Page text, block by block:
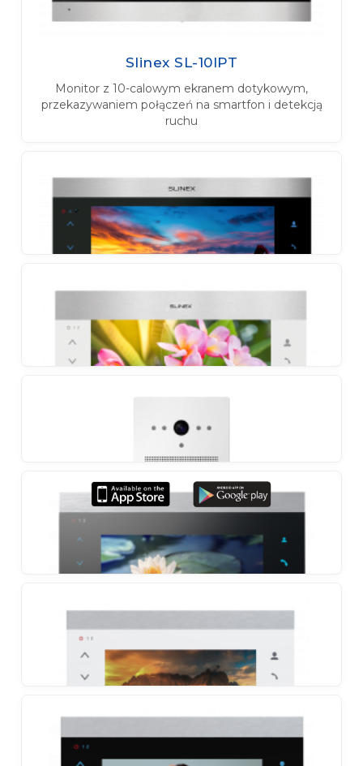
Slinex SL-10IPT
Monitor z 10-calowym ekranem dotykowym,
przekazywaniem połączeń na smartfon i detekcją
ruchu
połączeń na smartfon i programową detekcją ruchu
Slinex SL-10M
Domofon z możliwością nagrywania po wykryciu
ruchu po podłączeniu czujnika
Panel zewnętrzny o unikalnym designie
as well as management by application